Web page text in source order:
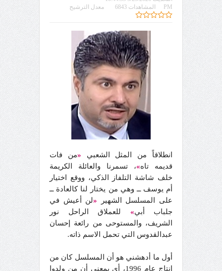
PM
المشاهدات 6843 معدل الترشيح
انطلاقاً من المثل الشعبي «من فات
قديمه تاه»، تسمرنا والعائلة الكريمة
خلف شاشة التلفاز الذكي، ووقع اختيار
أم يوسف ــ وهي من يختار لنا كالعادة ــ
على المسلسل الشهير «لن أعيش في
جلباب أبي» للعملاق الراحل نور
الشريف، والمستوحى من رائعة إحسان
عبدالقدوس التي تحمل الاسم ذاته.
أول ما أدهشني هو أن المسلسل كان من
إنتاج عام 1996، أي بمعنى أن من ولدوا